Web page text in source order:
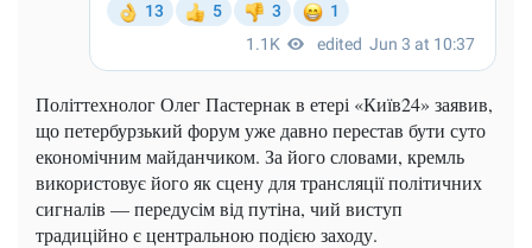
Політтехнолог Олег Пастернак в етері «Київ24» заявив,
що петербурзький форум уже давно перестав бути суто
економічним майданчиком. За його словами, кремль
використовує його як сцену для трансляції політичних
сигналів — передусім від путіна, чий виступ
традиційно є центральною подією заходу.